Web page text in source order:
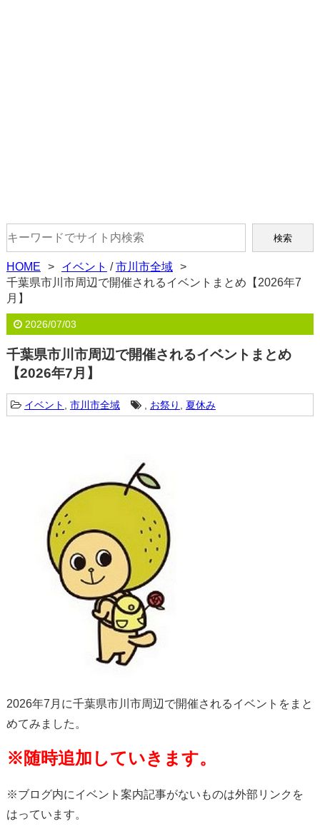
HOME イベント /市川市全域
千葉県市川市周辺で開催されるイベントまとめ【2026年7
月】
2026/07/03
千葉県市川市周辺で開催されるイベントまとめ
【2026年7月】
イベント 市川市全域 , お祭り 夏休み
2026年7月に千葉県市川市周辺で開催されるイベントをまと
めてみました。
※随時追加していきます。
※ブログ内にイベント案内記事がないものは外部リンクを
はっています。